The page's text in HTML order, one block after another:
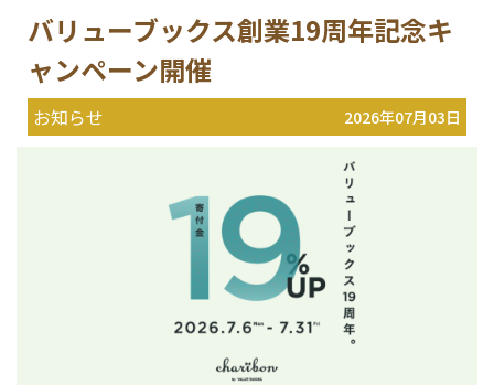
バリューブックス創業19周年記念キ
ャンペーン開催
お知らせ 2026年07月03日